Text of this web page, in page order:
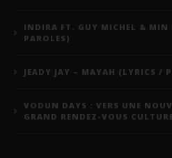
INDIRA FT. GUY MICHEL & MIN
PAROLES)
JEADY JAY – MAYAH (LYRICS /
VODUN DAYS : VERS UNE
GRAND RENDEZ-VOUS